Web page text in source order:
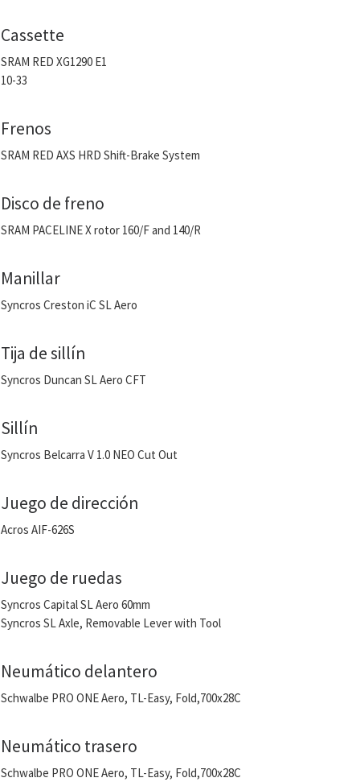
Cassette
SRAM RED XG1290 E1
10-33
Frenos
SRAM RED AXS HRD Shift-Brake System
Disco de freno
SRAM PACELINE X rotor 160/F and 140/R
Manillar
Syncros Creston iC SL Aero
Tija de sillín
Syncros Duncan SL Aero CFT
Sillín
Syncros Belcarra V 1.0 NEO Cut Out
Juego de dirección
Acros AIF-626S
Juego de ruedas
Syncros Capital SL Aero 60mm
Syncros SL Axle, Removable Lever with Tool
Neumático delantero
Schwalbe PRO ONE Aero, TL-Easy, Fold,700x28C
Neumático trasero
Schwalbe PRO ONE Aero, TL-Easy, Fold,700x28C